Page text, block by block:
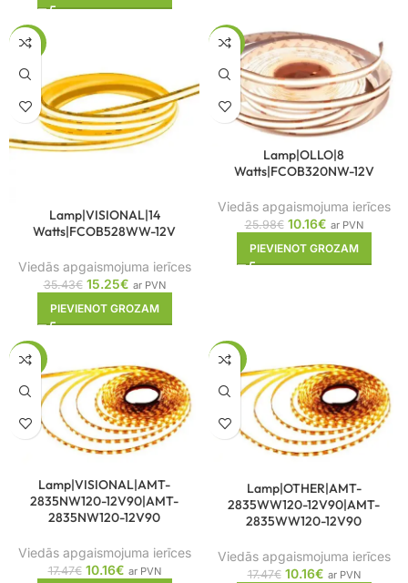
-57%
Lamp|VISIONAL|14
Watts|FCOB528WW-12V
Viedās apgaismojuma ierīces
35.43€ 15.25€ ar PVN
PIEVIENOT GROZAM
-61%
Lamp|OLLO|8
Watts|FCOB320NW-12V
Viedās apgaismojuma ierīces
25.98€ 10.16€ ar PVN
PIEVIENOT GROZAM
-42%
Lamp|VISIONAL|AMT-
2835NW120-12V90|AMT-
2835NW120-12V90
Viedās apgaismojuma ierīces
17.47€ 10.16€ ar PVN
-42%
Lamp|OTHER|AMT-
2835WW120-12V90|AMT-
2835WW120-12V90
Viedās apgaismojuma ierīces
17.47€ 10.16€ ar PVN